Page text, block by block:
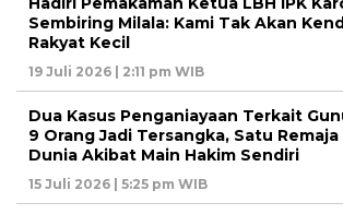
Sembiring Milala: Kami Tak Akan
Rakyat Kecil
19 Juli 2026 | 2:11 pm WIB
Dua Kasus Penganiayaan Terkait
9 Orang Jadi Tersangka, Satu
Dunia Akibat Main Hakim Sendiri
15 Juli 2026 | 5:25 pm WIB